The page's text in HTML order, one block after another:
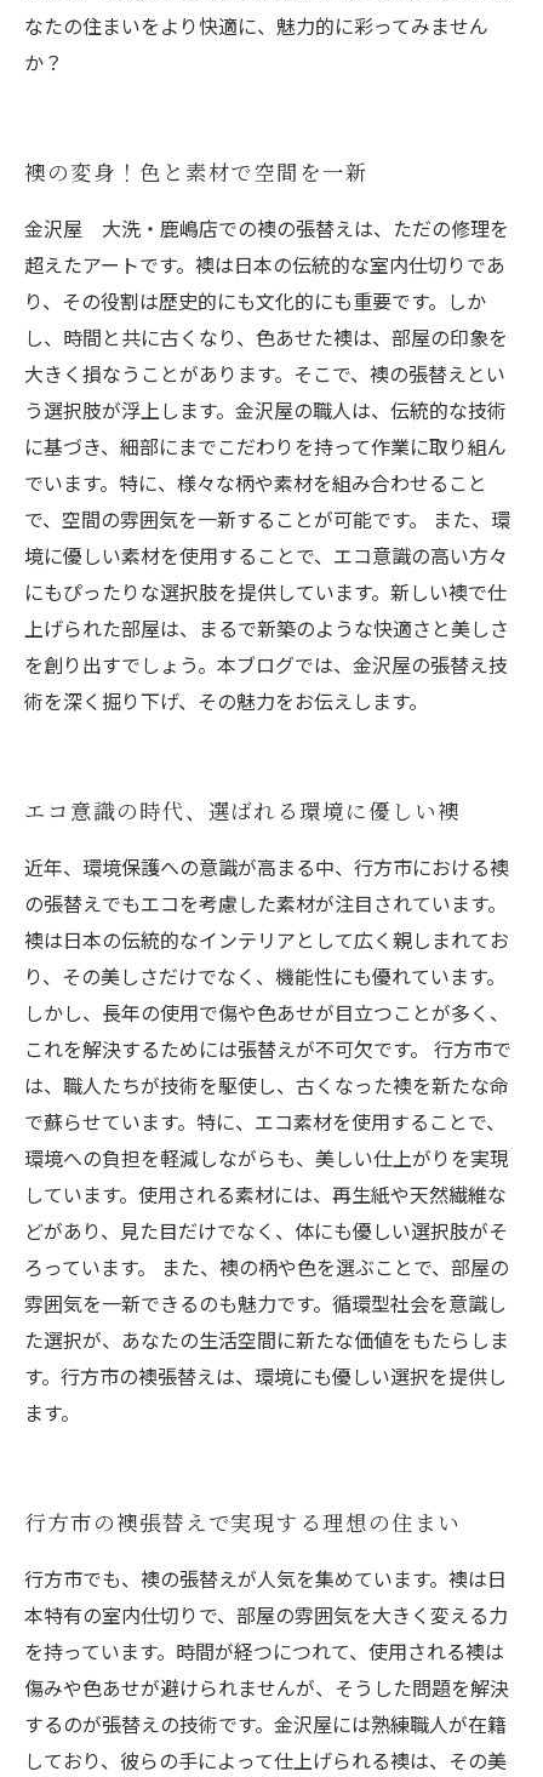
なたの住まいをより快適に、魅力的に彩ってみません
か？
襖の変身！色と素材で空間を一新
金沢屋 大洗・鹿嶋店での襖の張替えは、ただの修理を
超えたアートです。襖は日本の伝統的な室内仕切りであ
り、その役割は歴史的にも文化的にも重要です。しか
し、時間と共に古くなり、色あせた襖は、部屋の印象を
大きく損なうことがあります。そこで、襖の張替えとい
う選択肢が浮上します。金沢屋の職人は、伝統的な技術
に基づき、細部にまでこだわりを持って作業に取り組ん
でいます。特に、様々な柄や素材を組み合わせること
で、空間の雰囲気を一新することが可能です。 また、環
境に優しい素材を使用することで、エコ意識の高い方々
にもぴったりな選択肢を提供しています。新しい襖で仕
上げられた部屋は、まるで新築のような快適さと美しさ
を創り出すでしょう。本ブログでは、金沢屋の張替え技
術を深く掘り下げ、その魅力をお伝えします。
エコ意識の時代、選ばれる環境に優しい襖
近年、環境保護への意識が高まる中、行方市における襖
の張替えでもエコを考慮した素材が注目されています。
襖は日本の伝統的なインテリアとして広く親しまれてお
り、その美しさだけでなく、機能性にも優れています。
しかし、長年の使用で傷や色あせが目立つことが多く、
これを解決するためには張替えが不可欠です。 行方市で
は、職人たちが技術を駆使し、古くなった襖を新たな命
で蘇らせています。特に、エコ素材を使用することで、
環境への負担を軽減しながらも、美しい仕上がりを実現
しています。使用される素材には、再生紙や天然繊維な
どがあり、見た目だけでなく、体にも優しい選択肢がそ
ろっています。 また、襖の柄や色を選ぶことで、部屋の
雰囲気を一新できるのも魅力です。循環型社会を意識し
た選択が、あなたの生活空間に新たな価値をもたらしま
す。行方市の襖張替えは、環境にも優しい選択を提供し
ます。
行方市の襖張替えで実現する理想の住まい
行方市でも、襖の張替えが人気を集めています。襖は日
本特有の室内仕切りで、部屋の雰囲気を大きく変える力
を持っています。時間が経つにつれて、使用される襖は
傷みや色あせが避けられませんが、そうした問題を解決
するのが張替えの技術です。金沢屋には熟練職人が在籍
しており、彼らの手によって仕上げられる襖は、その美